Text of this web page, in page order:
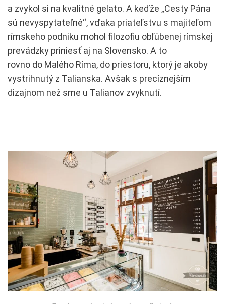
a zvykol si na kvalitné gelato. A keďže „Cesty Pána
sú nevyspytateľné“, vďaka priateľstvu s majiteľom
rímskeho podniku mohol filozofiu obľúbenej rímskej
prevádzky priniesť aj na Slovensko. A to
rovno do Malého Ríma, do priestoru, ktorý je akoby
vystrihnutý z Talianska. Avšak s precíznejším
dizajnom než sme u Talianov zvyknutí.